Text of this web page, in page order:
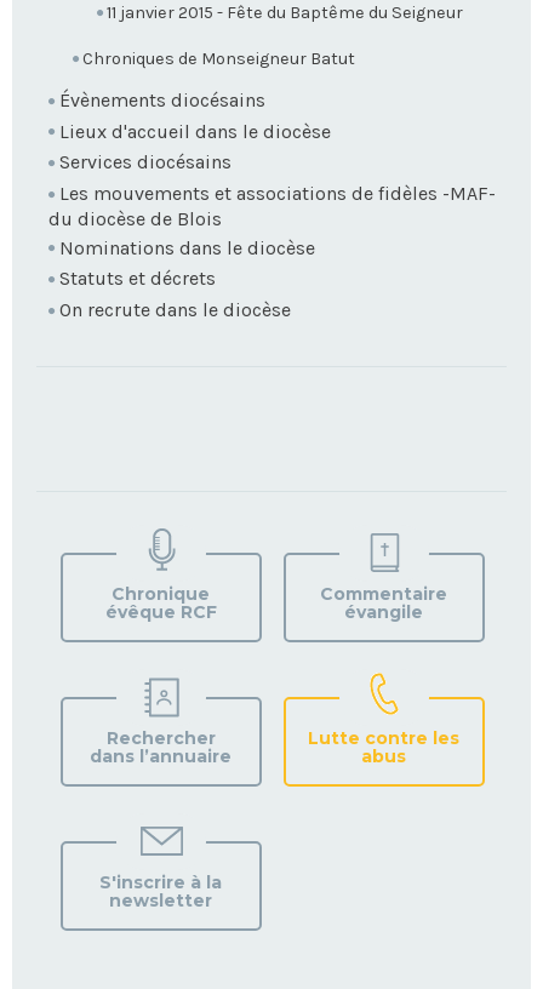
11 janvier 2015 - Fête du Baptême du Seigneur
Chroniques de Monseigneur Batut
Évènements diocésains
Lieux d'accueil dans le diocèse
Services diocésains
Les mouvements et associations de fidèles -MAF-
du diocèse de Blois
Nominations dans le diocèse
Statuts et décrets
On recrute dans le diocèse
VOTRE
PAROISSE
Chronique
évêque RCF
Commentaire
évangile
Rechercher
dans l’annuaire
Lutte contre les
abus
S'inscrire à la
newsletter